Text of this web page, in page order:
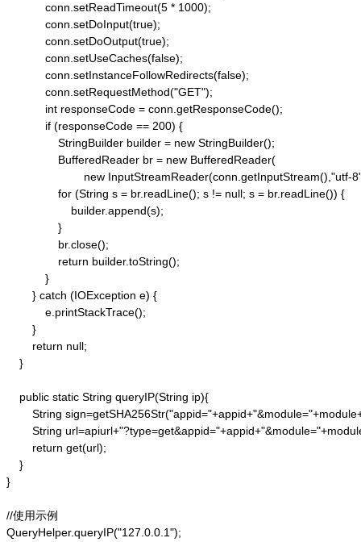
            conn.setReadTimeout(5 * 1000);
            conn.setDoInput(true);
            conn.setDoOutput(true);
            conn.setUseCaches(false);
            conn.setInstanceFollowRedirects(false);
            conn.setRequestMethod("GET");
            int responseCode = conn.getResponseCode();
            if (responseCode == 200) {
                StringBuilder builder = new StringBuilder();
                BufferedReader br = new BufferedReader(
new InputStreamReader(conn.getInputStream(),"utf-
                for (String s = br.readLine(); s != null; s = br.readLine()) {
                    builder.append(s);
                }
                br.close();
                return builder.toString();
            }
        } catch (IOException e) {
            e.printStackTrace();
        }
        return null;
    }
    public static String queryIP(String ip){
String
String
        return get(url);
    }
}
//使用示例
QueryHelper.queryIP("127.0.0.1");